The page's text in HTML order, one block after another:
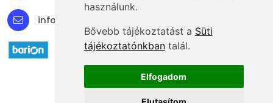
használunk.
Bővebb tájékoztatást a Süti
tájékoztatónkbantalál.
Elfogadom
info@mprx.hu